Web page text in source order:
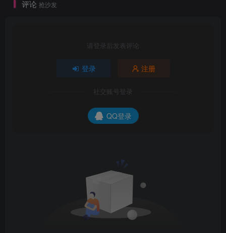
评论 抢沙发
请登录后发表评论
登录 注册
社交账号登录
QQ登录